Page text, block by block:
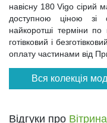
навісну 180 Vigo сірий
доступною ціною зі
найкоротші терміни по
готівковий і
оплату частинами від
Вся колекція
Відгуки про